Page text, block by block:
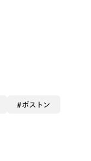
ボストン